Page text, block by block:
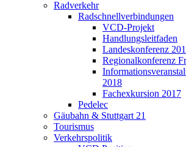
Radverkehr
Radschnellverbindungen
VCD-Projekt
Handlungsleitfaden
Landeskonferenz
Regionalkonferenz
2018
Fachexkursion 2017
Pedelec
Gäubahn & Stuttgart 21
Tourismus
Verkehrspolitik